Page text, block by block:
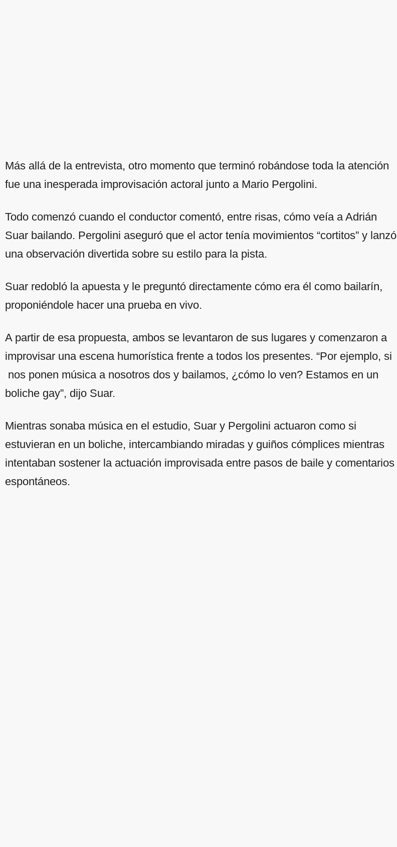
Más allá de la entrevista, otro momento que terminó robándose toda la atención
fue una inesperada improvisación actoral junto a Mario Pergolini.
Todo comenzó cuando el conductor comentó, entre risas, cómo veía a Adrián
Suar bailando. Pergolini aseguró que el actor tenía movimientos “cortitos” y lanzó
una observación divertida sobre su estilo para la pista.
Suar redobló la apuesta y le preguntó directamente cómo era él como bailarín,
proponiéndole hacer una prueba en vivo.
A partir de esa propuesta, ambos se levantaron de sus lugares y comenzaron a
improvisar una escena humorística frente a todos los presentes. “Por ejemplo, si
nos ponen música a nosotros dos y bailamos, ¿cómo lo ven? Estamos en un
boliche gay”, dijo Suar.
Mientras sonaba música en el estudio, Suar y Pergolini actuaron como si
estuvieran en un boliche, intercambiando miradas y guiños cómplices mientras
intentaban sostener la actuación improvisada entre pasos de baile y comentarios
espontáneos.